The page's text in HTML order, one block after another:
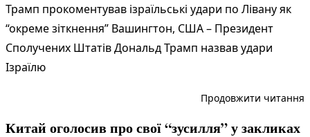
Трамп прокоментував ізраїльські удари по Лівану як
“окреме зіткнення” Вашингтон, США – Президент
Сполучених Штатів Дональд Трамп назвав удари
Ізраїлю
Продовжити читання
Китай оголосив про свої “зусилля” у закликах